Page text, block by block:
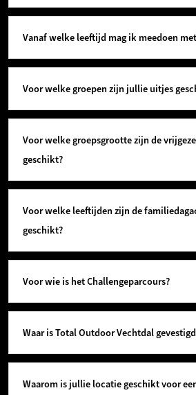
Vanaf welke leeftijd mag ik meedoen
Voor welke groepen zijn jullie uitjes
Voor welke groepsgrootte zijn de
geschikt?
Voor welke leeftijden zijn de
geschikt?
Voor wie is het Challengeparcours?
Waar is Total Outdoor Vechtdal
Waarom is jullie locatie geschikt voor